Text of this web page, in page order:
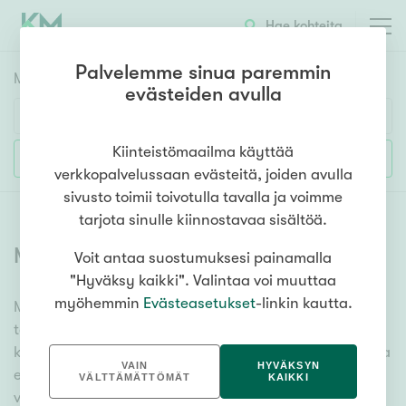
Hae kohteita
Myyntikohteet
Huoneluku
1h 2h 3h 4h 5h+
Asuntotyyppi
Kerros-/luhtitalo
Rivitalo/paritalo
Omakoti-/erillistalo
Maa- tai metsätila
Lisää hakuehtoja
Myytävät omakotitalot ( 1339)
Meiltä löydät myytävät omakotitalot niin yhdessä
tasossa olevista vaihtoehdoista isoihin useamman
kerroksen omakotitaloihin. Sadat omakotitalokohteet ja
erittäin kattava kiinteistönvälittäjien verkosto
varmistavat, että meillä on hyvä paikallinen
Palvelemme sinua paremmin
evästeiden avulla
Kiinteistömaailma käyttää
verkkopalvelussaan evästeitä, joiden avulla
sivusto toimii toivotulla tavalla ja voimme
tarjota sinulle kiinnostavaa sisältöä.
Voit antaa suostumuksesi painamalla
"Hyväksy kaikki". Valintaa voi muuttaa
myöhemmin Evästeasetukset-linkin kautta.
VAIN
VÄLTTÄMÄTTÖMÄT
HYVÄKSYN
KAIKKI